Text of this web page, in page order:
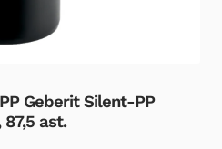
Geberit Silent-PP
ast.